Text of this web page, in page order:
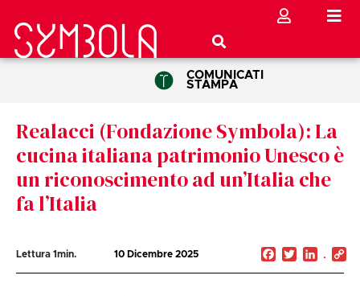
COMUNICATI
STAMPA
Realacci (Fondazione Symbola): La
cucina italiana patrimonio Unesco è
un riconoscimento ad un’Italia che
fa l’Italia
Lettura 1min. 10 Dicembre 2025 Facebook
Twitter